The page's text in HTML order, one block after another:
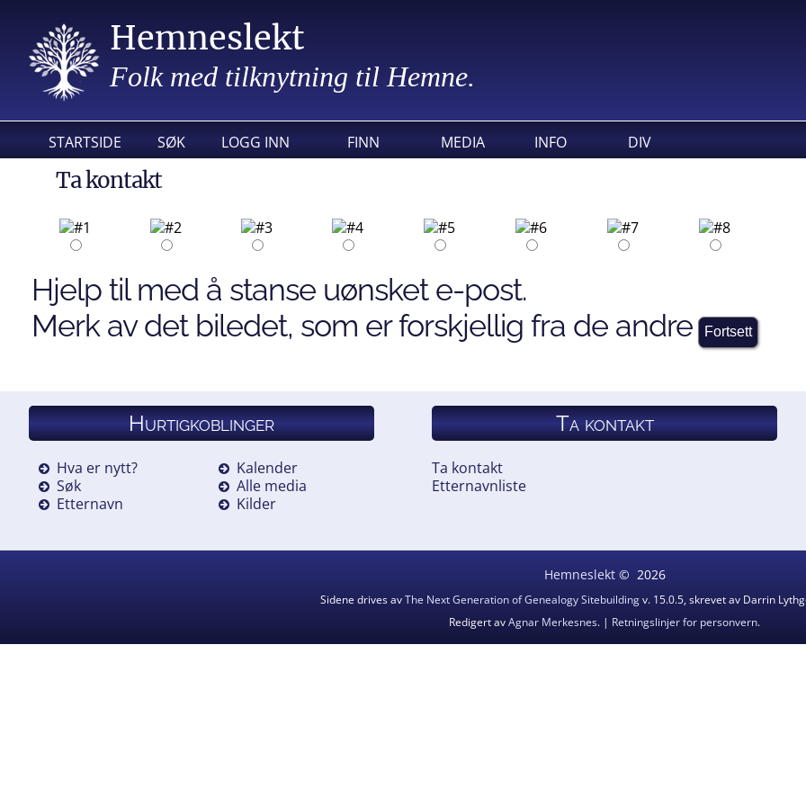
Hemneslekt
Folk med tilknytning til Hemne.
STARTSIDE SØK LOGG INN FINN MEDIA INFO DIV
Ta kontakt
Hjelp til med å stanse uønsket e-post.
Merk av det biledet, som er forskjellig fra de andre
Hurtigkoblinger
Hva er nytt?
Søk
Etternavn
Kalender
Alle media
Kilder
Ta kontakt
Ta kontakt
Etternavnliste
Hemneslekt© 2026
Sidene drives avThe Next Generation of Genealogy Sitebuildingv. 15.0.5, skrevet av Darrin
Redigert avAgnar Merkesnes. | Retningslinjer for personvern.